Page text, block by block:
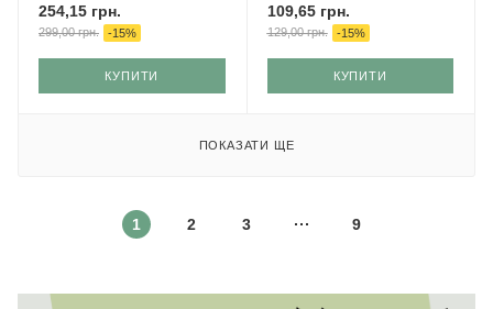
254,15 грн.
299,00грн. -15%
КУПИТИ
109,65грн.
129,00грн. -15%
КУПИТИ
ПОКАЗАТИ ЩЕ
1 2 3 9